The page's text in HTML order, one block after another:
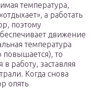
температура,
а работать
поэтому
движение
температура
повышается), то
работу, заставляя
Когда снова
опять